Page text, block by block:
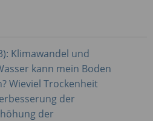
Klimawandel und
kann mein Boden
Wieviel Trockenheit
der
der